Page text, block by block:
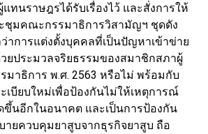
ทนราษฎรได้รับเรื่องไว้ และสั่งการให้
ะชุมคณะกรรมาธิการวิสามัญฯ ชุดดัง
าการแต่งตั้งบุคคลที่เป็นปัญหาเข้าข่าย
ยประมวลจริยธรรมของสมาชิกสภาผู้
มาธิการ พ.ศ. 2563 หรือไม่ พร้อมกับ
เบียบใหม่เพื่อป้องกันไม่ให้เหตุการณ์
ขึ้นอีกในอนาคต และเป็นการป้องกัน
ายควบคุมยาสูบจากธุรกิจยาสูบ ถือ